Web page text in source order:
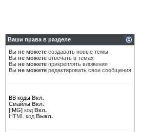
Ваши права в разделе
Вы не можете создавать новые темы
Вы не можете отвечать в темах
Вы не можете прикреплять вложения
Вы не можете редактировать свои сообщения
BB коды Вкл.
Смайлы Вкл.
[IMG] код Вкл.
HTML код Выкл.